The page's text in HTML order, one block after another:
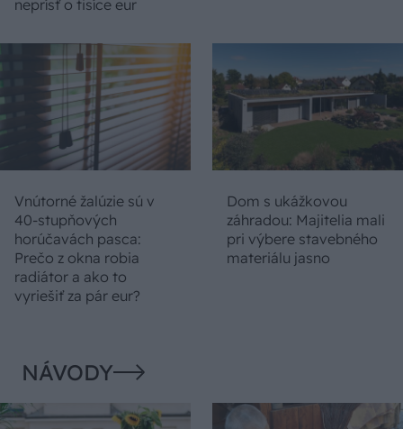
neprísť o tisíce eur
Vnútorné žalúzie sú v
40-stupňových
horúčavách pasca:
Prečo z okna robia
radiátor a ako to
vyriešiť za pár eur?
Dom s ukážkovou
záhradou: Majitelia mali
pri výbere stavebného
materiálu jasno
NÁVODY